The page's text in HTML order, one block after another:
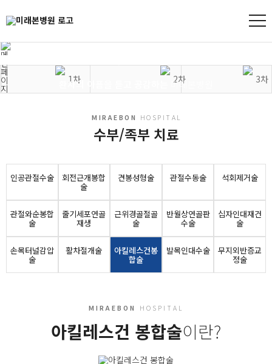
환자의 아픔을 듣고 공감하는 미래본병원
MIRAEBON HOSPITAL
수부/족부 치료
인공관절수술 회전근개봉합
술
견봉성형술 관절수동술 석회제거술
관절와순봉합
술
줄기세포연골
재생
근위경골절골
술
반월상연골판
수술
십자인대재건
술
손목터널감압
술
활차절개술 아킬레스건봉
합술
발목인대수술 무지외반증교
정술
MIRAEBON HOSPITAL
아킬레스건 봉합술이란?